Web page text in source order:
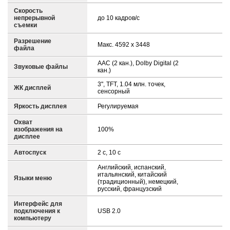
Скорость
непрерывной
съемки
до 10 кадров/с
Разрешение
файла
Макс. 4592 x 3448
Звуковые файлы
AAC (2 кан.), Dolby Digital (2
кан.)
ЖК дисплей
3", TFT, 1.04 млн. точек,
сенсорный
Яркость дисплея Регулируемая
Охват
изображения на
дисплее
100%
Автоспуск 2 с, 10 с
Языки меню
Английский, испанский,
итальянский, китайский
(традиционный), немецкий,
русский, французский
Интерфейс для
подключения к
компьютеру
USB 2.0